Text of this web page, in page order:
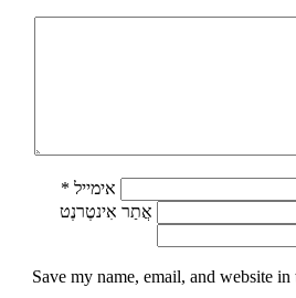
אימייל *
אֲתַר אִינטֶרנֶט
Save my name, email, and website